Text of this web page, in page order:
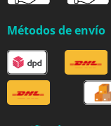
Métodos de envío